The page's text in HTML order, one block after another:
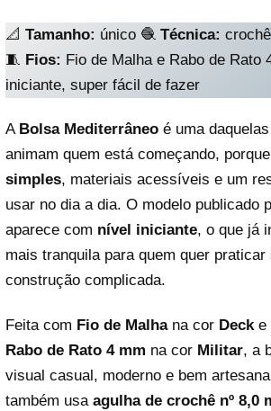
📐 Tamanho: único 🧶 Técnica:
🧵 Fios: Fio de Malha e Rabo de Rato
iniciante, super fácil de fazer
A Bolsa Mediterrâneo é uma
animam quem está começando,
simples, materiais acessíveis e um
usar no dia a dia. O modelo publicado
aparece com nível iniciante, o que já
mais tranquila para quem quer
construção complicada.
Feita com Fio de Malhana cor Deck e
Rabo de Rato 4 mm na cor Militar, a
visual casual, moderno e bem
também usa agulha de crochê nº 8,0